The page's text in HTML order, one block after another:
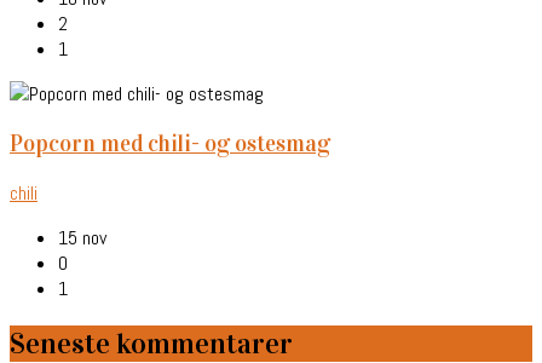
2
1
popcorn med chili- og ostesmag
chili
15 nov
0
1
Seneste kommentarer